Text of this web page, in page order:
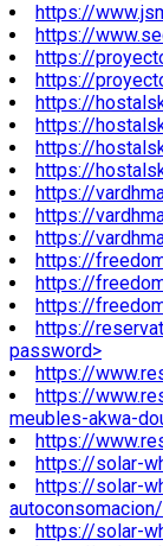
https://
https://
https://
https://
https://
https://
https://
https://
https://
https://
https://
https://
https://
https://
https://
password>
https://
https://
meubles-akwa-
https://
https://solar-
https://solar-
https://solar-